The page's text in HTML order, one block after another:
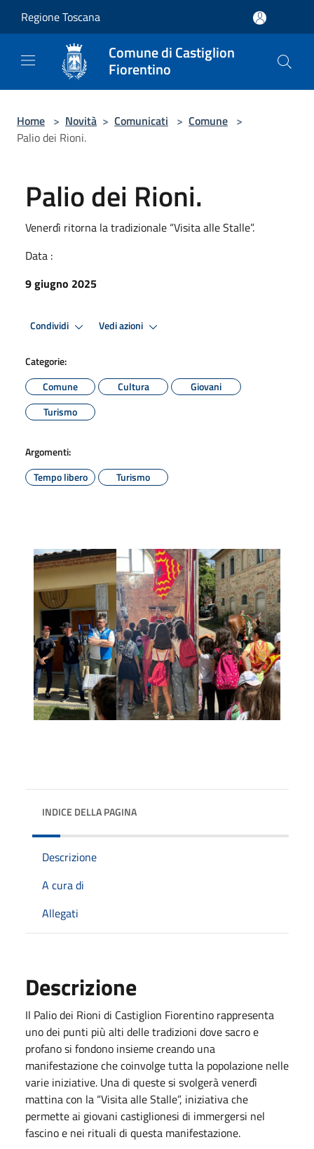
Regione Toscana
Comune di Castiglion
Fiorentino
Home > Novità > Comunicati > Comune >
Palio dei Rioni.
Palio dei Rioni.
Venerdì ritorna la tradizionale “Visita alle Stalle”.
Data :
9 giugno 2025
Condividi Vedi azioni
Categorie:
Comune
Cultura
Giovani
Turismo
Argomenti:
Tempo libero
Turismo
INDICE DELLA PAGINA
Descrizione
A cura di
Allegati
Descrizione
Il Palio dei Rioni di Castiglion Fiorentino rappresenta
uno dei punti più alti delle tradizioni dove sacro e
profano si fondono insieme creando una
manifestazione che coinvolge tutta la popolazione nelle
varie iniziative. Una di queste si svolgerà venerdì
mattina con la “Visita alle Stalle”, iniziativa che
permette ai giovani castiglionesi di immergersi nel
fascino e nei rituali di questa manifestazione.